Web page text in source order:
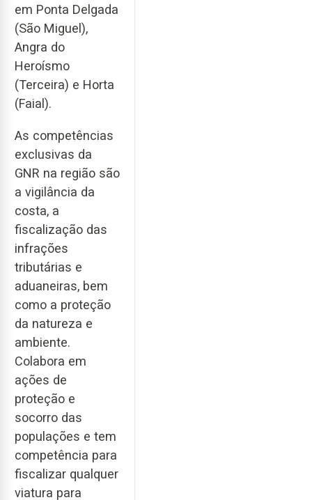
em Ponta Delgada
(São Miguel),
Angra do
Heroísmo
(Terceira) e Horta
(Faial).
As competências
exclusivas da
GNR na região são
a vigilância da
costa, a
fiscalização das
infrações
tributárias e
aduaneiras, bem
como a proteção
da natureza e
ambiente.
Colabora em
ações de
proteção e
socorro das
populações e tem
competência para
fiscalizar qualquer
viatura para